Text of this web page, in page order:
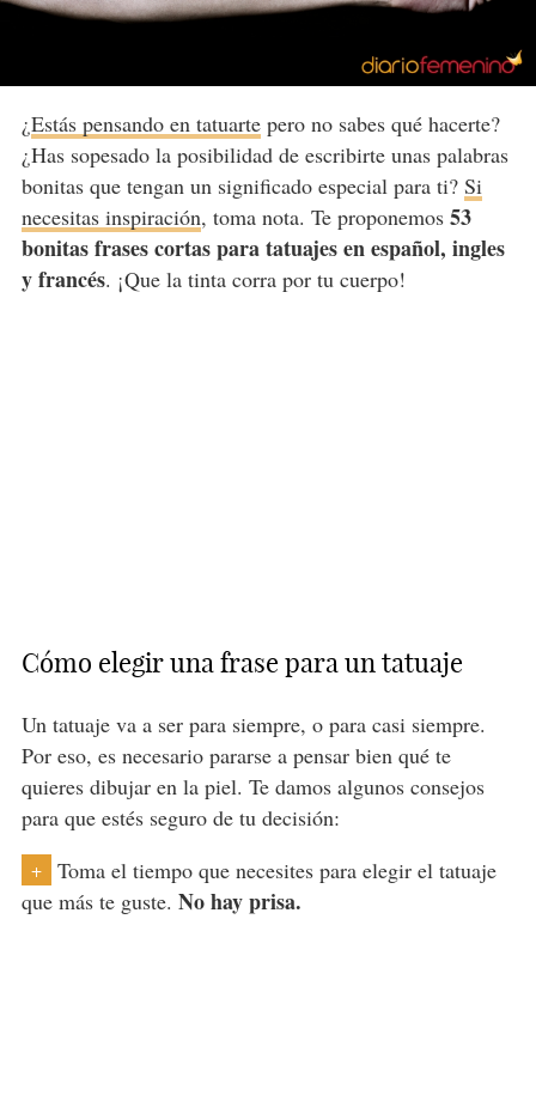
¿Estás pensando en tatuartepero no sabes qué hacerte?
¿Has sopesado la posibilidad de escribirte unas palabras
bonitas que tengan un significado especial para ti? Si
necesitas inspiración, toma nota. Te proponemos 53
bonitas frases cortas para tatuajes en español, ingles
y francés. ¡Que la tinta corra por tu cuerpo!
Cómo elegir una frase para un tatuaje
Un tatuaje va a ser para siempre, o para casi siempre.
Por eso, es necesario pararse a pensar bien qué te
quieres dibujar en la piel. Te damos algunos consejos
para que estés seguro de tu decisión:
+
Toma el tiempo que necesites para elegir el tatuaje
que más te guste. No hay prisa.